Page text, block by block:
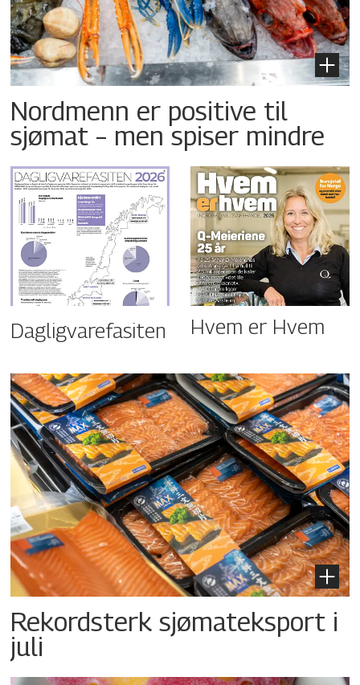
Nordmenn er positive til
sjømat – men spiser mindre
Dagligvarefasiten Hvem er Hvem
Rekordsterk sjømateksport i
juli